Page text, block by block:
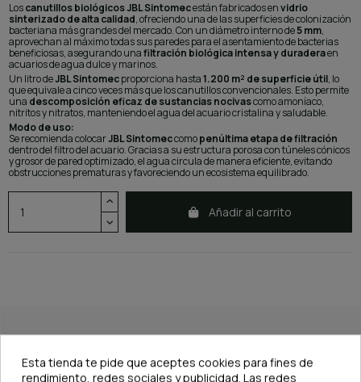
Loscanutillos biológicos JBL Sintomecestán fabricados envidrio
sinterizado de alta calidad, ofreciendo una de las superficies de colonización
bacteriana más grandes del mercado. Con un diámetro interno de5 mm,
aprovechan al máximo todas sus paredes para el asentamiento de bacterias
beneficiosas, asegurando unafiltración biológica intensa y duraderaen
acuarios de agua dulce y marinos.
Un litro deJBL Sintomecproporciona hasta1.200 m² de superficie útil, lo
que equivale a cinco veces más que los canutillos convencionales. Esto permite
una descomposición eficaz de sustancias nocivascomo amoníaco,
nitritos y nitratos, manteniendo el agua del acuario cristalina y saludable.
Modo de uso:
Se recomienda colocarJBL Sintomeccomopenúltima etapa de filtración
dentro del filtro del acuario. Gracias a su estructura porosa con túneles cónicos
y grosor de pared optimizado, el agua circula de manera eficiente, evitando
obstrucciones prematuras y favoreciendo un ecosistema equilibrado.
Añadir al carrito
DESCRIPCIÓN
Esta tienda te pide que aceptes cookies para fines de
rendimiento, redes sociales y publicidad. Las redes